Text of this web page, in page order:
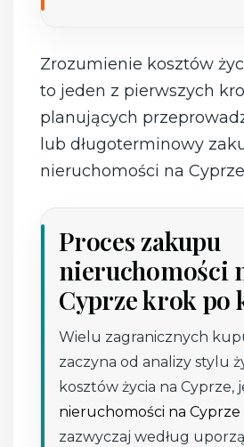
Zrozumienie kosztów
to jeden z pierwszych
planujących
lub długoterminowy
nieruchomości na
Proces zakupu
nieruchomości
Cyprze krok po
Wielu zagranicznych
zaczyna od analizy stylu
kosztów życia na Cyprze,
nieruchomości na Cyprze
zazwyczaj według